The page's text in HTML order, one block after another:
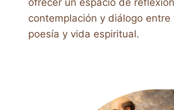
ofrecer un espacio de
contemplación y diálogo entre
poesía y vida espiritual.